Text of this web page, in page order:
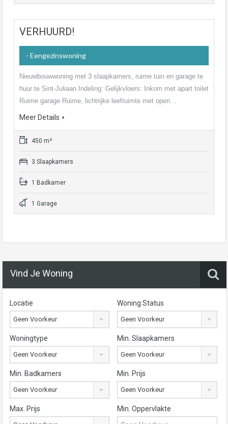
VERHUURD!
- Eengezinswoning
Nieuwbouwwoning met 3 slaapkamers, ruime tuin en garage te
huur te Sint-Juliaan Indeling: Gelijkvloers: Inkom met apart toilet
Ruime garage Ruime, lichtrijke leefruimte met open…
Meer Details
450 m²
3 Slaapkamers
1 Badkamer
1 Garage
Vind Je Woning
Locatie
Geen Voorkeur
Woning Status
Geen Voorkeur
Woningtype
Geen Voorkeur
Min. Slaapkamers
Geen Voorkeur
Min. Badkamers
Geen Voorkeur
Min. Prijs
Geen Voorkeur
Max. Prijs Min. Oppervlakte